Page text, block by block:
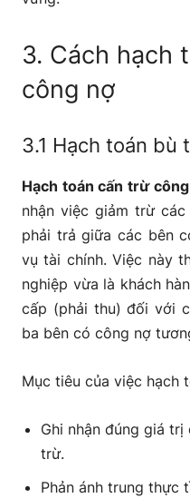
3. Cách hạch
công nợ
3.1 Hạch toán bù
Hạch toán cấn trừ
nhận việc giảm trừ
phải trả giữa các bên
vụ tài chính. Việc này
nghiệp vừa là khách
cấp (phải thu) đối với
ba bên có công nợ
Mục tiêu của việc hạch
Ghi nhận đúng giá
trừ.
Phản ánh trung thực